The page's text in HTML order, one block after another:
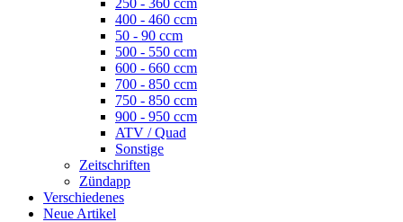
250 - 360 ccm
400 - 460 ccm
50 - 90 ccm
500 - 550 ccm
600 - 660 ccm
700 - 850 ccm
750 - 850 ccm
900 - 950 ccm
ATV / Quad
Sonstige
Zeitschriften
Zündapp
Verschiedenes
Neue Artikel